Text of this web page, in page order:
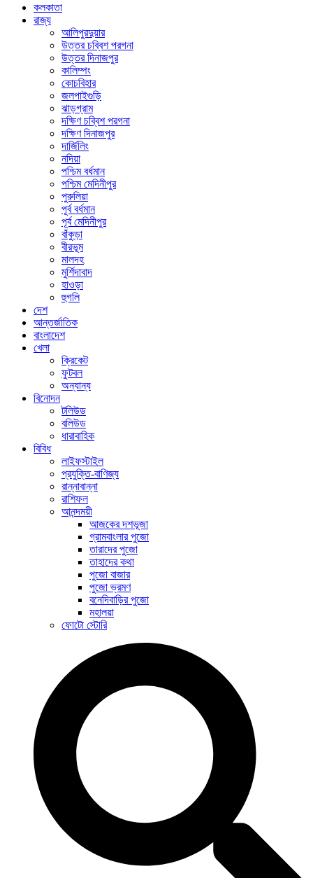
কলকাতা
রাজ্য
আলিপুরদুয়ার
উত্তর চব্বিশ পরগনা
উত্তর দিনাজপুর
কালিম্পং
কোচবিহার
জলপাইগুড়ি
ঝাড়গ্রাম
দক্ষিণ চব্বিশ পরগনা
দক্ষিণ দিনাজপুর
দার্জিলিং
নদিয়া
পশ্চিম বর্ধমান
পশ্চিম মেদিনীপুর
পুরুলিয়া
পূর্ব বর্ধমান
পূর্ব মেদিনীপুর
বাঁকুড়া
বীরভূম
মালদহ
মুর্শিদাবাদ
হাওড়া
হুগলি
দেশ
আন্তর্জাতিক
বাংলাদেশ
খেলা
ক্রিকেট
ফুটবল
অন্যান্য
বিনোদন
টলিউড
বলিউড
ধারাবাহিক
বিবিধ
লাইফস্টাইল
প্রযুক্তি-বাণিজ্য
রান্নাবান্না
রাশিফল
আনন্দময়ী
আজকের দশভূজা
গ্রামবাংলার পুজো
তারাদের পুজো
তাহাদের কথা
পুজো বাজার
পুজো ভ্রমণ
বনেদিবাড়ির পুজো
মহালয়া
ফোটো স্টোরি